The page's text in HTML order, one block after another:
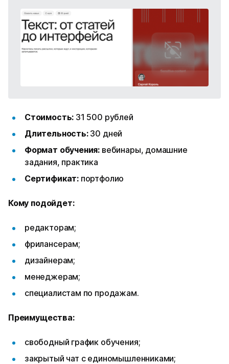
Стоимость: 31 500 рублей
Длительность: 30 дней
Формат обучения: вебинары, домашние
задания, практика
Сертификат: портфолио
Кому подойдет:
редакторам;
фрилансерам;
дизайнерам;
менеджерам;
специалистам по продажам.
Преимущества:
свободный график обучения;
закрытый чат с единомышленниками;